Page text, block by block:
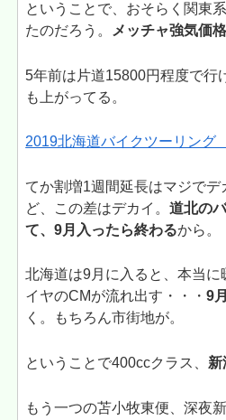
ということで、おそらく関東
たのだろう。
メッチャ強気価
5年前は片道15800円程度で行
も上がってる。
2019北海道バイクツーリン
てか割増1週間延長はマジで
ど、この差はデカイ。道北の
て、9月入ったら終わるから。
北海道は9月に入ると、本当に
イヤのCMが流れ出す・・・9
く。もちろん市街地が。
ということで400ccクラス、 新
もう一つの苫小牧東便、深夜